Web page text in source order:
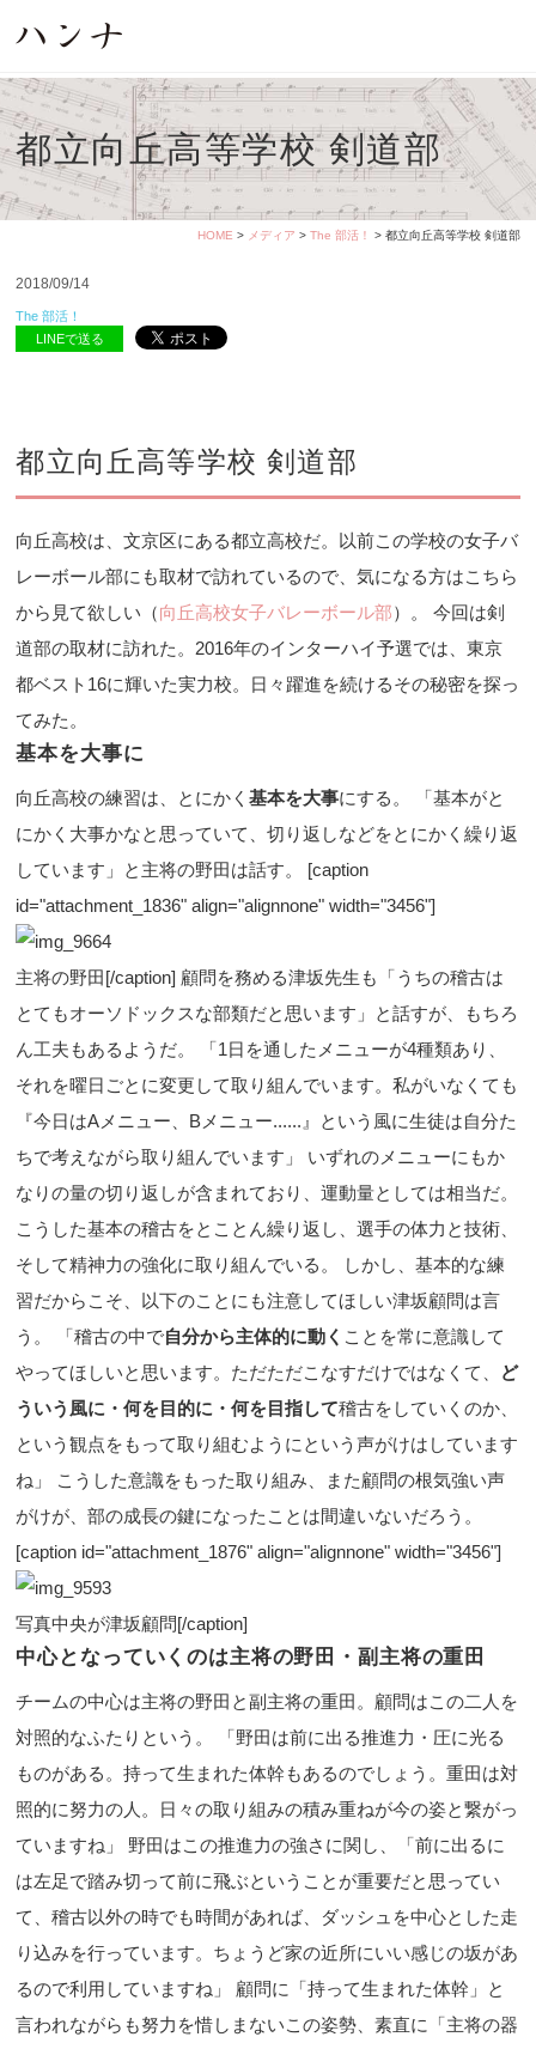
都立向丘高等学校 剣道部
HOME > メディア > The 部活！ > 都立向丘高等学校 剣道部
2018/09/14
The 部活！
LINEで送る
都立向丘高等学校 剣道部
向丘高校は、文京区にある都立高校だ。以前この学校の女子バ
レーボール部にも取材で訪れているので、気になる方はこちら
から見て欲しい（向丘高校女子バレーボール部）。 今回は剣
道部の取材に訪れた。2016年のインターハイ予選では、東京
都ベスト16に輝いた実力校。日々躍進を続けるその秘密を探っ
てみた。
基本を大事に
向丘高校の練習は、とにかく基本を大事にする。 「基本がと
にかく大事かなと思っていて、切り返しなどをとにかく繰り返
しています」と主将の野田は話す。 [caption
id="attachment_1836" align="alignnone" width="3456"]
主将の野田[/caption] 顧問を務める津坂先生も「うちの稽古は
とてもオーソドックスな部類だと思います」と話すが、もちろ
ん工夫もあるようだ。 「1日を通したメニューが4種類あり、
それを曜日ごとに変更して取り組んでいます。私がいなくても
『今日はAメニュー、Bメニュー......』という風に生徒は自分た
ちで考えながら取り組んでいます」 いずれのメニューにもか
なりの量の切り返しが含まれており、運動量としては相当だ。
こうした基本の稽古をとことん繰り返し、選手の体力と技術、
そして精神力の強化に取り組んでいる。 しかし、基本的な練
習だからこそ、以下のことにも注意してほしい津坂顧問は言
う。 「稽古の中で自分から主体的に動く ことを常に意識して
やってほしいと思います。ただただこなすだけではなくて、 ど
ういう風に・何を目的に・何を目指して稽古をしていくのか、
という観点をもって取り組むようにという声がけはしています
ね」 こうした意識をもった取り組み、また顧問の根気強い声
がけが、部の成長の鍵になったことは間違いないだろう。
[caption id="attachment_1876" align="alignnone" width="3456"]
写真中央が津坂顧問[/caption]
中心となっていくのは主将の野田・副主将の重田
チームの中心は主将の野田と副主将の重田。顧問はこの二人を
対照的なふたりという。 「野田は前に出る推進力・圧に光る
ものがある。持って生まれた体幹もあるのでしょう。重田は対
照的に努力の人。日々の取り組みの積み重ねが今の姿と繋がっ
ていますね」 野田はこの推進力の強さに関し、「前に出るに
は左足で踏み切って前に飛ぶということが重要だと思ってい
て、稽古以外の時でも時間があれば、ダッシュを中心とした走
り込みを行っています。ちょうど家の近所にいい感じの坂があ
るので利用していますね」 顧問に「持って生まれた体幹」と
言われながらも努力を惜しまないこの姿勢、素直に「主将の器